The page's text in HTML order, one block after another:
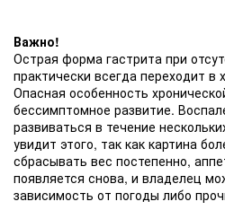
Важно!
Острая форма гастрита при
практически всегда переходит в
Опасная особенность
бессимптомное развитие.
развиваться в течение
увидит этого, так как картина
сбрасывать вес постепенно,
появляется снова, и владелец
зависимость от погоды либо